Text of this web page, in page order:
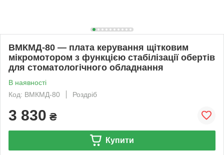
ВМКМД-80 — плата керування щітковим
мікромотором з функцією стабілізації обертів
для стоматологічного обладнання
В наявності
Код: ВМКМД-80
Роздріб
3 830 ₴
Купити